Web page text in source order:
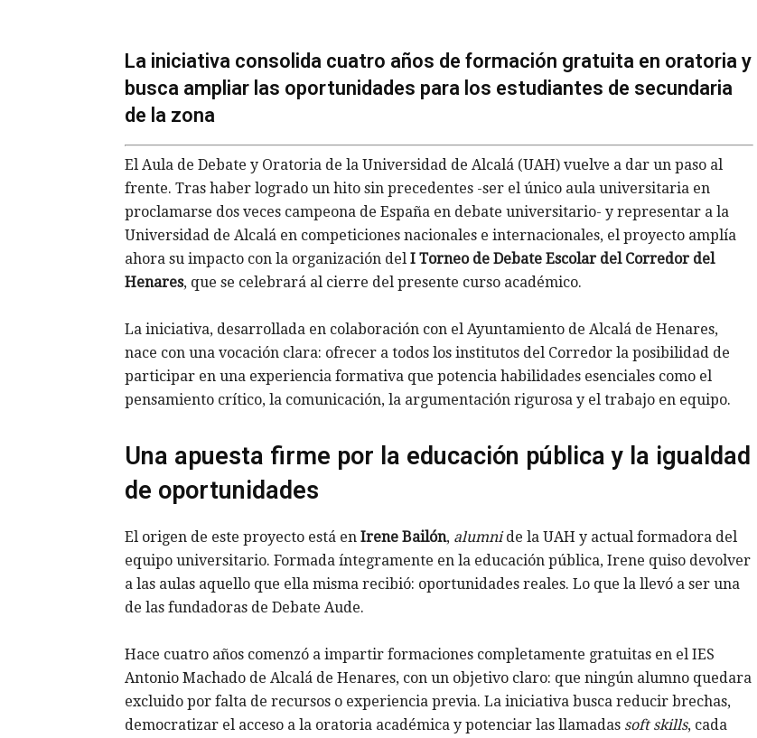
La iniciativa consolida cuatro años de formación gratuita en oratoria y
busca ampliar las oportunidades para los estudiantes de secundaria
de la zona
El Aula de Debate y Oratoria de la Universidad de Alcalá (UAH) vuelve a dar un paso al
frente. Tras haber logrado un hito sin precedentes -ser el único aula universitaria en
proclamarse dos veces campeona de España en debate universitario- y representar a la
Universidad de Alcalá en competiciones nacionales e internacionales, el proyecto amplía
ahora su impacto con la organización del I Torneo de Debate Escolar del Corredor del
Henares, que se celebrará al cierre del presente curso académico.
La iniciativa, desarrollada en colaboración con el Ayuntamiento de Alcalá de Henares,
nace con una vocación clara: ofrecer a todos los institutos del Corredor la posibilidad de
participar en una experiencia formativa que potencia habilidades esenciales como el
pensamiento crítico, la comunicación, la argumentación rigurosa y el trabajo en equipo.
Una apuesta firme por la educación pública y la igualdad
de oportunidades
El origen de este proyecto está en Irene Bailón, alumnide la UAH y actual formadora del
equipo universitario. Formada íntegramente en la educación pública, Irene quiso devolver
a las aulas aquello que ella misma recibió: oportunidades reales. Lo que la llevó a ser una
de las fundadoras de Debate Aude.
Hace cuatro años comenzó a impartir formaciones completamente gratuitas en el IES
Antonio Machado de Alcalá de Henares, con un objetivo claro: que ningún alumno quedara
excluido por falta de recursos o experiencia previa. La iniciativa busca reducir brechas,
democratizar el acceso a la oratoria académica y potenciar las llamadas soft skills, cada